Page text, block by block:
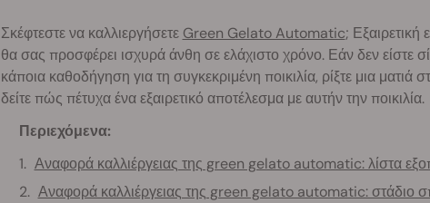
Σκέφτεστε να καλλιεργήσετε Green Gelato Automatic; Εξαιρετική
θα σας προσφέρει ισχυρά άνθη σε ελάχιστο χρόνο. Εάν δεν είστε
κάποια καθοδήγηση για τη συγκεκριμένη ποικιλία, ρίξτε μια ματιά
δείτε πώς πέτυχα ένα εξαιρετικό αποτέλεσμα με αυτήν την ποικιλία.
Περιεχόμενα:
Αναφορά καλλιέργειας της green gelato automatic: λίστα
Αναφορά καλλιέργειας της green gelato automatic: στάδιο